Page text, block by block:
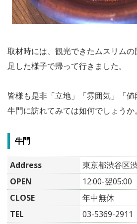
取材時には、観光できたムスリム
足した様子で帰って行きました。
皆様も是非「立地」「雰囲気」「
牛門に訪れてみては如何でしょうか。
牛門
Address
東京都渋谷区
OPEN
12:00-翌05:00
CLOSE
年中無休
TEL
03-5369-2911